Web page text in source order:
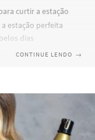
curtir a estação
estação perfeita
dias
não é tão fã
dos fios.
CONTINUE LENDO →